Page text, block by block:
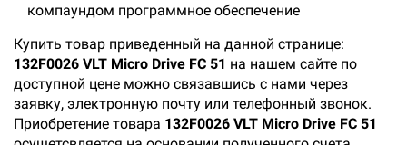
компаундом программное обеспечение
Купить товар приведенный на данной странице:
132F0026 VLT Micro Drive FC 51 на нашем сайте по
доступной цене можно связавшись с нами через
заявку, электронную почту или телефонный звонок.
Приобретение товара 132F0026 VLT Micro Drive FC 51